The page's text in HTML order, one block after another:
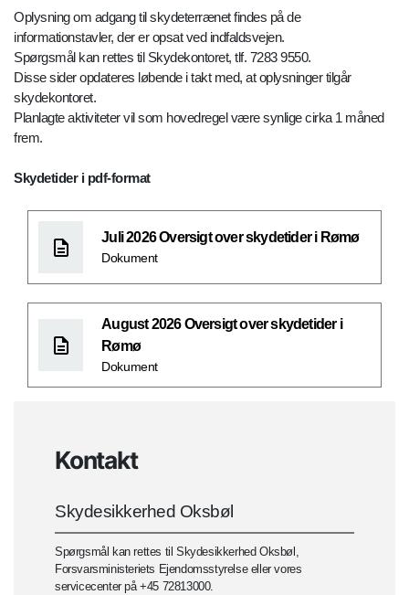
Oplysning om adgang til skydeterrænet findes på de
informationstavler, der er opsat ved indfaldsvejen.
Spørgsmål kan rettes til Skydekontoret, tlf. 7283 9550.
Disse sider opdateres løbende i takt med, at oplysninger tilgår
skydekontoret.
Planlagte aktiviteter vil som hovedregel være synlige cirka 1 måned
frem.
Skydetider i pdf-format
Juli 2026 Oversigt over skydetider i Rømø
Dokument
August 2026 Oversigt over skydetider i
Rømø
Dokument
Kontakt
Skydesikkerhed Oksbøl
Spørgsmål kan rettes til Skydesikkerhed Oksbøl,
Forsvarsministeriets Ejendomsstyrelse eller vores
servicecenter på +45 72813000.